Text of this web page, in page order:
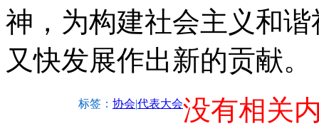
神，为构建社会主义和
又快发展作出新的贡献。
标签： 协会|代表大会没有相关